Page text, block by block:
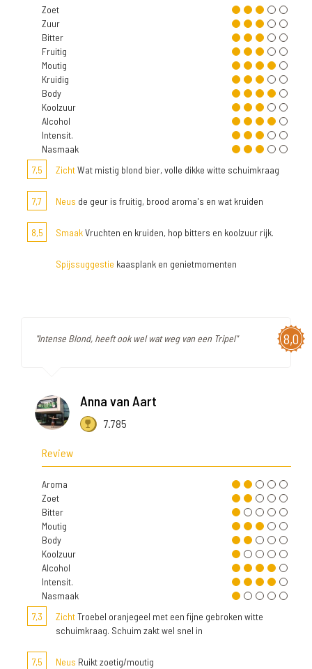
Zoet
Zuur
Bitter
Fruitig
Moutig
Kruidig
Body
Koolzuur
Alcohol
Intensit.
Nasmaak
7,5
ZichtWat mistig blond bier, volle dikke witte schuimkraag
7,7 Neus de geur is fruitig, brood aroma's en wat kruiden
8,5 SmaakVruchten en kruiden, hop bitters en koolzuur rijk.
Spijssuggestie kaasplank en genietmomenten
8,0
"Intense Blond, heeft ook wel wat weg van een Tripel"
Anna van Aart
7.785
Review
Aroma
Zoet
Bitter
Moutig
Body
Koolzuur
Alcohol
Intensit.
Nasmaak
7,3
ZichtTroebel oranjegeel met een fijne gebroken witte
schuimkraag. Schuim zakt wel snel in
7,5 Neus Ruikt zoetig/moutig